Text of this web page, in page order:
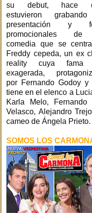
su debut, hace
estuvieron
presentación y
promocionales
comedia que se
Freddy cepeda, un ex
reality cuya fama
exagerada,
por Fernando Godoy y
tiene en el elenco a
Karla Melo,
Velasco, Alejandro
cameo de Ángela Prieto.
SOMOS LOS